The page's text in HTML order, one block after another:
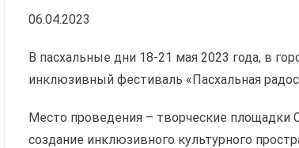
06.04.2023
В пасхальные дни 18-21 мая 2023 года, в
инклюзивный фестиваль «Пасхальная
Место проведения – творческие площадки
создание инклюзивного культурного